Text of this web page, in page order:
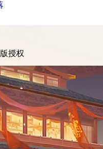
花与绯想
授权